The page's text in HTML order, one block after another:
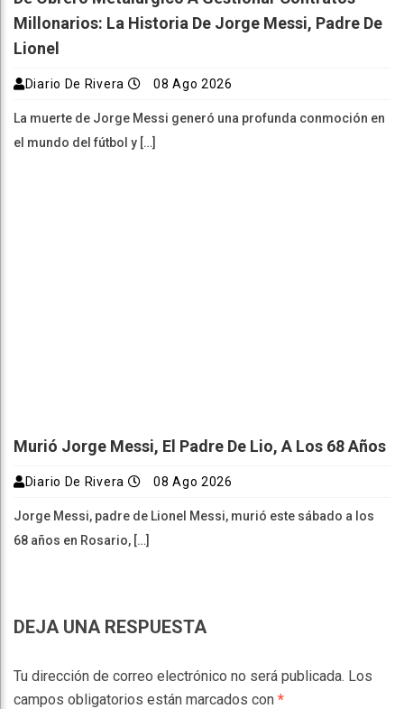
Millonarios: La Historia De Jorge Messi, Padre De
Lionel
Diario De Rivera 08 Ago 2026
La muerte de Jorge Messi generó una profunda conmoción en
el mundo del fútbol y […]
Murió Jorge Messi, El Padre De Lio, A Los 68 Años
Diario De Rivera 08 Ago 2026
Jorge Messi, padre de Lionel Messi, murió este sábado a los
68 años en Rosario, […]
DEJA UNA RESPUESTA
Tu dirección de correo electrónico no será publicada. Los
campos obligatorios están marcados con *